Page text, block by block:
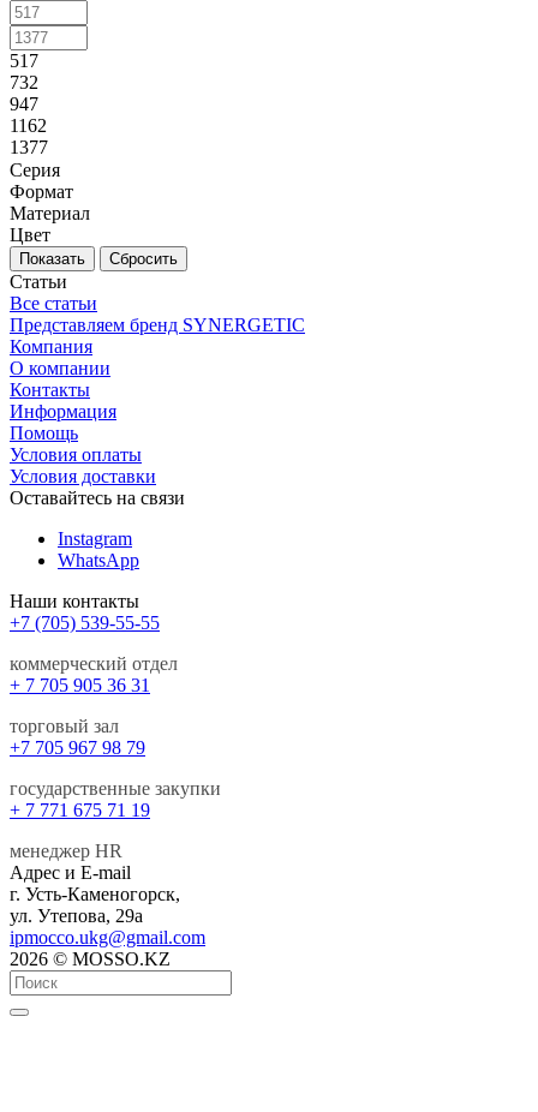
517
732
947
1162
1377
Серия
Формат
Материал
Цвет
Сбросить
Статьи
Все статьи
Представляем бренд SYNERGETIC
Компания
О компании
Контакты
Информация
Помощь
Условия оплаты
Условия доставки
Оставайтесь на связи
Instagram
WhatsApp
Наши контакты
+7 (705) 539-55-55
коммерческий отдел
+ 7 705 905 36 31
торговый зал
+7 705 967 98 79
государственные закупки
+ 7 771 675 71 19
менеджер HR
Адрес и E-mail
г. Усть-Каменогорск,
ул. Утепова, 29а
ipmocco.ukg@gmail.com
2026 © MOSSO.KZ